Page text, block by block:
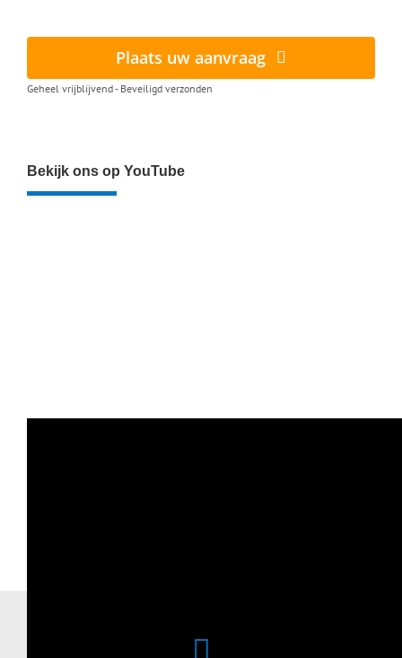
Plaats uw aanvraag
Geheel vrijblijvend - Beveiligd verzonden
Bekijk ons op YouTube